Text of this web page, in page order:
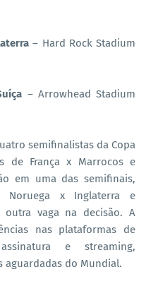
– Hard Rock Stadium
– Arrowhead Stadium
semifinalistas da Copa
de França x Marrocos e
em uma das semifinais,
Noruega x Inglaterra e
vaga na decisão. A
nas plataformas de
e streaming,
aguardadas do Mundial.